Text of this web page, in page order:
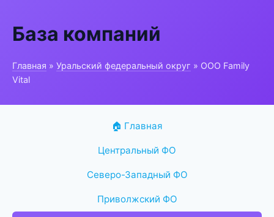
База компаний
Главная » Уральский федеральный округ » ООО Family
Vital
🏠 Главная
Центральный ФО
Северо-Западный ФО
Приволжский ФО